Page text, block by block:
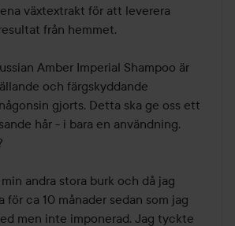
växtextrakt för att leverera
från hemmet.
Amber Imperial Shampoo är
och färgskyddande
gjorts. Detta ska ge oss ett
hår - i bara en användning.
andra stora burk och då jag
för ca 10 månader sedan som jag
men inte imponerad. Jag tyckte